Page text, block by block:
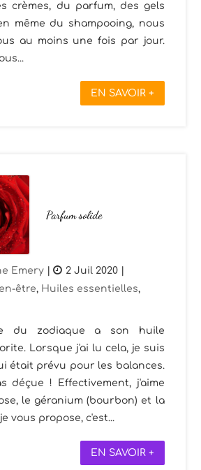
crèmes, du parfum, des gels
même du shampooing, nous
au moins une fois par jour.
EN SAVOIR +
Parfum solide
Emery | 2 Juil 2020
être, Huiles essentielles,
du zodiaque a son huile
Lorsque j'ai lu cela, je suis
était prévu pour les balances.
déçue ! Effectivement, j'aime
le géranium (bourbon) et la
vous propose, c'est...
EN SAVOIR +